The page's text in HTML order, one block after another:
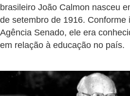
brasileiro João Calmon nasceu
de setembro de 1916. Conforme
Agência Senado, ele era
em relação à educação no país.